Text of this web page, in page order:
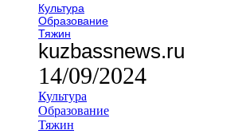
Культура
Образование
Тяжин
kuzbassnews.ru
14/09/2024
Культура
Образование
Тяжин